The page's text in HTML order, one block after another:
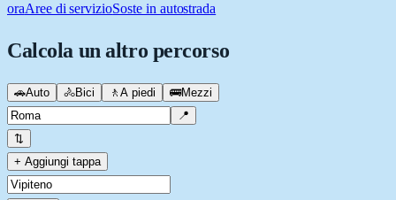
oraAree di servizioSoste in autostrada
Calcola un altro percorso
🚗Auto 🚴Bici 🚶 A piedi 🚌Mezzi
📍
⇅
+ Aggiungi tappa